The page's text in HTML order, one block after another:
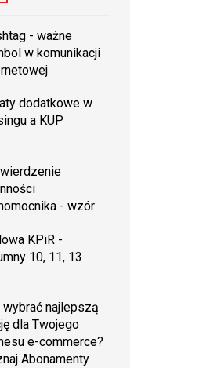
- ważne
w komunikacji
dodatkowe w
a KUP
- wzór
KPiR -
10, 11, 13
wybrać najlepszą
dla Twojego
e-commerce?
Abonamenty